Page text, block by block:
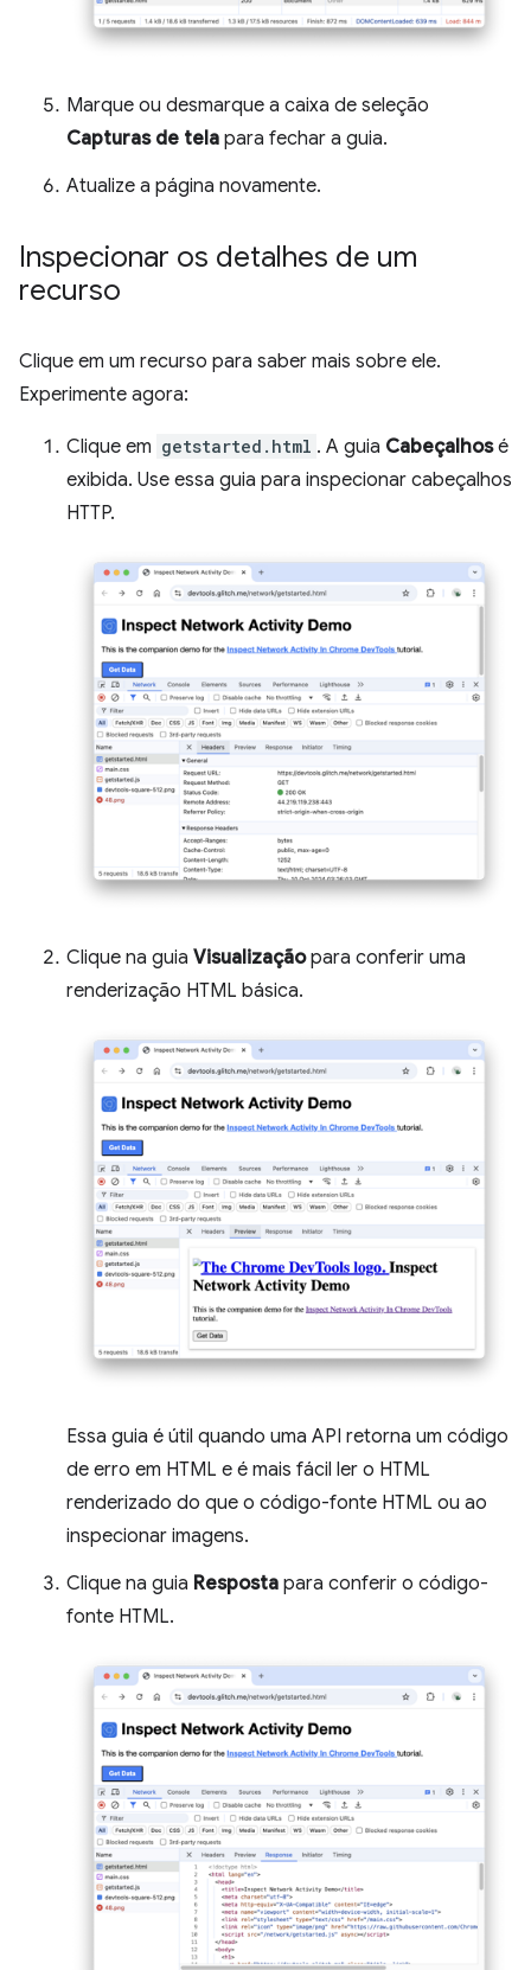
Marque ou desmarque a caixa de seleção
Capturas de tela para fechar a guia.
Atualize a página novamente.
Inspecionar os detalhes de um
recurso
Clique em um recurso para saber mais sobre ele.
Experimente agora:
Clique em getstarted.html . A guia Cabeçalhosé
exibida. Use essa guia para inspecionar cabeçalhos
HTTP.
Clique na guia Visualizaçãopara conferir uma
renderização HTML básica.
Essa guia é útil quando uma API retorna um código
de erro em HTML e é mais fácil ler o HTML
renderizado do que o código-fonte HTML ou ao
inspecionar imagens.
Clique na guia Resposta para conferir o código-
fonte HTML.